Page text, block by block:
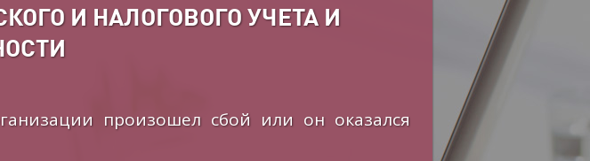
И НАЛОГОВОГО УЧЕТА И
произошел сбой или он оказался